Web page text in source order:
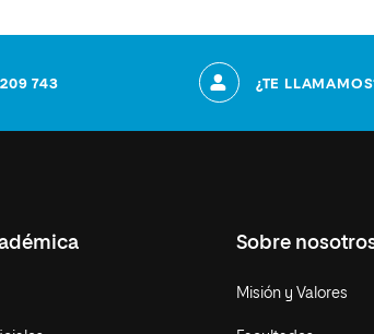
743 ¿TE
Sobre
Misión y Valores